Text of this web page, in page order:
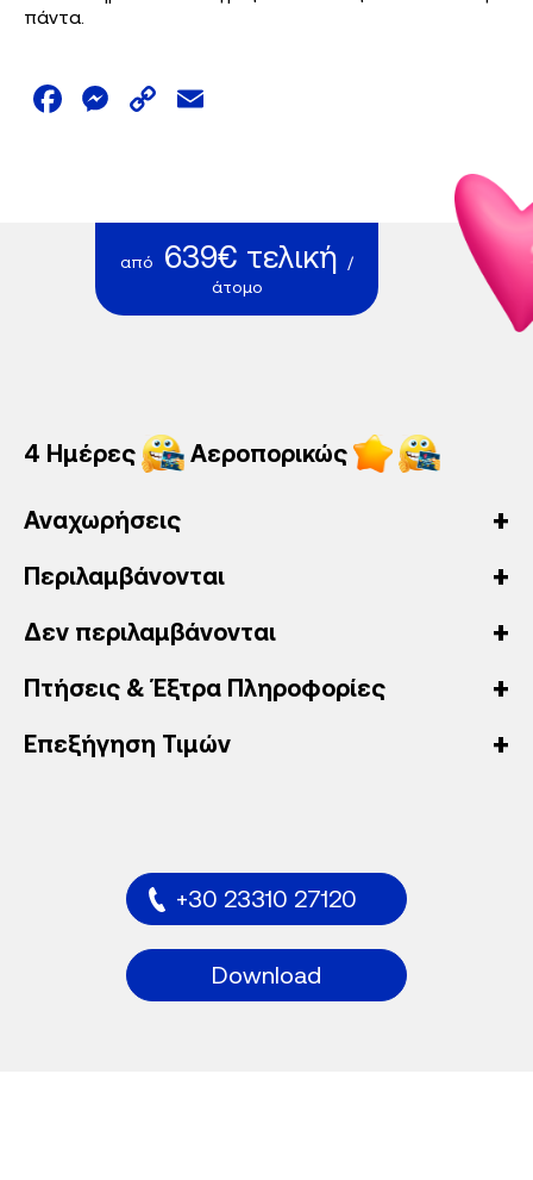
πάντα.
Facebook
Messenger
Copy
από 639€ τελική /
άτομο
4 Ημέρες Αεροπορικώς
Αναχωρήσεις
Περιλαμβάνονται
Δεν περιλαμβάνονται
Πτήσεις & Έξτρα Πληροφορίες
Επεξήγηση Τιμών
+30 23310 27120
Download